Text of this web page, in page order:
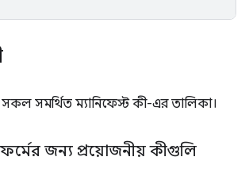
সকল সমর্থিত ম্যানিফেস্ট কী-এর তালিকা।
জন্য প্রয়োজনীয় কীগুলি